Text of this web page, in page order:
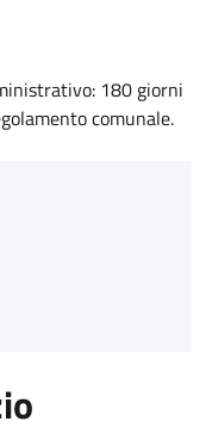
180 giorni
comunale.